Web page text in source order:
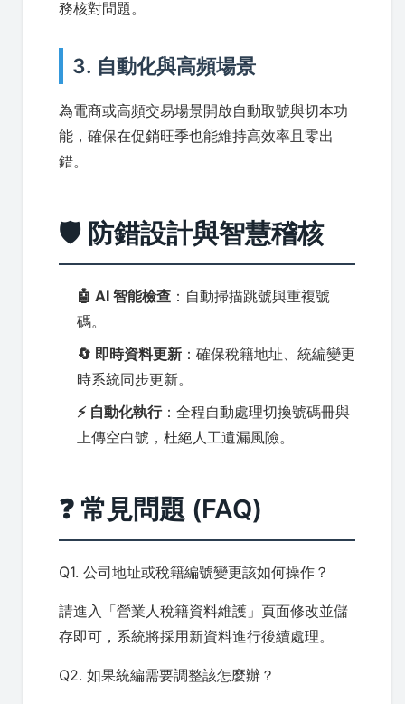
務核對問題。
3. 自動化與高頻場景
為電商或高頻交易場景開啟自動取號與切本功
能，確保在促銷旺季也能維持高效率且零出
錯。
🛡️ 防錯設計與智慧稽核
🤖 AI 智能檢查 ：自動掃描跳號與重複號
碼。
🔄 即時資料更新 ：確保稅籍地址、統編變更
時系統同步更新。
⚡ 自動化執行：全程自動處理切換號碼冊與
上傳空白號，杜絕人工遺漏風險。
❓ 常見問題 (FAQ)
Q1. 公司地址或稅籍編號變更該如何操作？
請進入「營業人稅籍資料維護」頁面修改並儲
存即可，系統將採用新資料進行後續處理。
Q2. 如果統編需要調整該怎麼辦？